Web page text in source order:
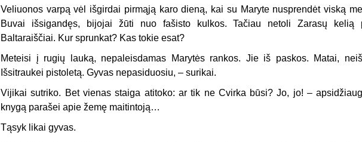
Veliuonos varpą vėl išgirdai pirmąją karo dieną, kai su Maryte nusprendėt viską
Buvai išsigandęs, bijojai žūti nuo fašisto kulkos. Tačiau netoli Zarasų kelią
Baltaraiščiai. Kur sprunkat? Kas tokie esat?
Meteisi į rugių lauką, nepaleisdamas Marytės rankos. Jie iš paskos. Matai,
Išsitraukei pistoletą. Gyvas nepasiduosiu, – surikai.
Vijikai sutriko. Bet vienas staiga atitoko: ar tik ne Cvirka būsi? Jo, jo! –
knygą parašei apie žemę maitintoją…
Tąsyk likai gyvas.